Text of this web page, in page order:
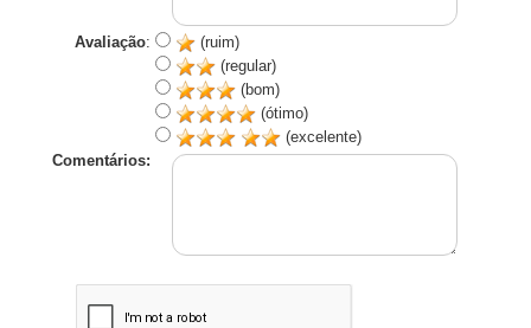
Avaliação:
(ruim)
(regular)
(bom)
(ótimo)
(excelente)
Comentários: